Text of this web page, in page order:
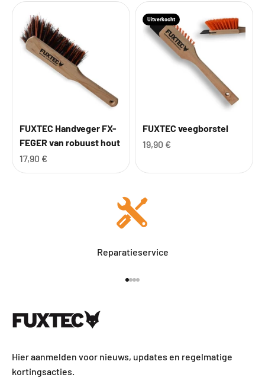
FUXTEC Handveger FX-
FEGER van robuust hout
Aanbiedingsprijs
17,90 €
Uitverkocht
FUXTEC veegborstel
Aanbiedingsprijs
19,90 €
Reparatieservice
Hier aanmelden voor nieuws, updates en regelmatige
kortingsacties.